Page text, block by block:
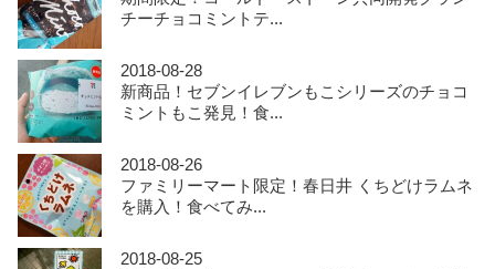
チーチョコミントテ...
2018-08-28
新商品！セブンイレブンもこシリーズのチョコ
ミントもこ発見！食...
2018-08-26
ファミリーマート限定！春日井 くちどけラムネ
を購入！食べてみ...
2018-08-25